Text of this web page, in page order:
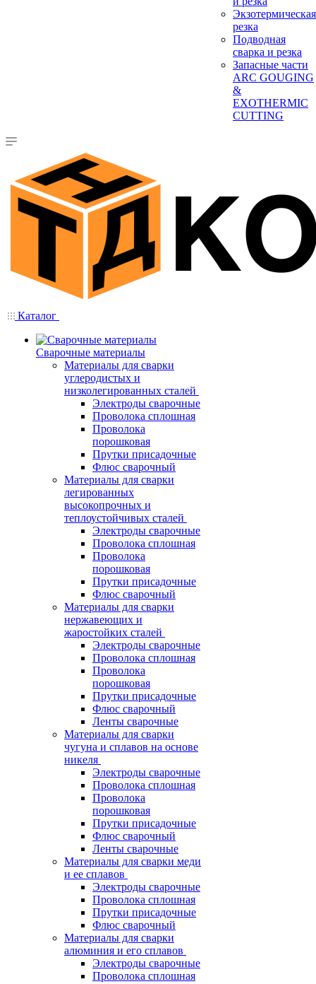
Экзотермическая
резка
Подводная
сварка и резка
Запасные части
ARC GOUGING
&
EXOTHERMIC
CUTTING
Каталог
Сварочные материалы
Материалы для сварки
углеродистых и
низколегированных сталей
Электроды сварочные
Проволока сплошная
Проволока
порошковая
Прутки присадочные
Флюс сварочный
Материалы для сварки
легированных
высокопрочных и
теплоустойчивых сталей
Электроды сварочные
Проволока сплошная
Проволока
порошковая
Прутки присадочные
Флюс сварочный
Материалы для сварки
нержавеющих и
жаростойких сталей
Электроды сварочные
Проволока сплошная
Проволока
порошковая
Прутки присадочные
Флюс сварочный
Ленты сварочные
Материалы для сварки
чугуна и сплавов на основе
никеля
Электроды сварочные
Проволока сплошная
Проволока
порошковая
Прутки присадочные
Флюс сварочный
Ленты сварочные
Материалы для сварки меди
и ее сплавов
Электроды сварочные
Проволока сплошная
Прутки присадочные
Флюс сварочный
Материалы для сварки
алюминия и его сплавов
Электроды сварочные
Проволока сплошная